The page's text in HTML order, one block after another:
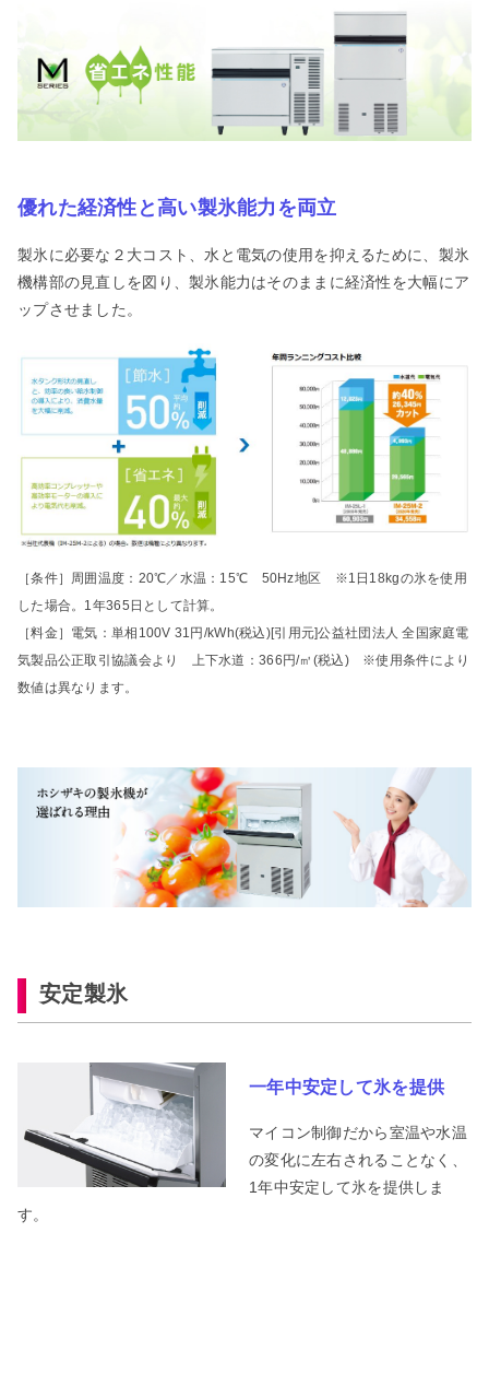
優れた経済性と高い製氷能力を両立
製氷に必要な２大コスト、水と電気の使用を抑えるために、製氷
機構部の見直しを図り、製氷能力はそのままに経済性を大幅にア
ップさせました。
［条件］周囲温度：20℃／水温：15℃ 50Hz地区 ※1日18kgの氷を使用
した場合。1年365日として計算。
［料金］電気：単相100V 31円/kWh(税込)[引用元]公益社団法人 全国家庭電
気製品公正取引協議会より 上下水道：366円/㎥(税込) ※使用条件により
数値は異なります。
安定製氷
一年中安定して氷を提供
マイコン制御だから室温や水温
の変化に左右されることなく、
1年中安定して氷を提供しま
す。